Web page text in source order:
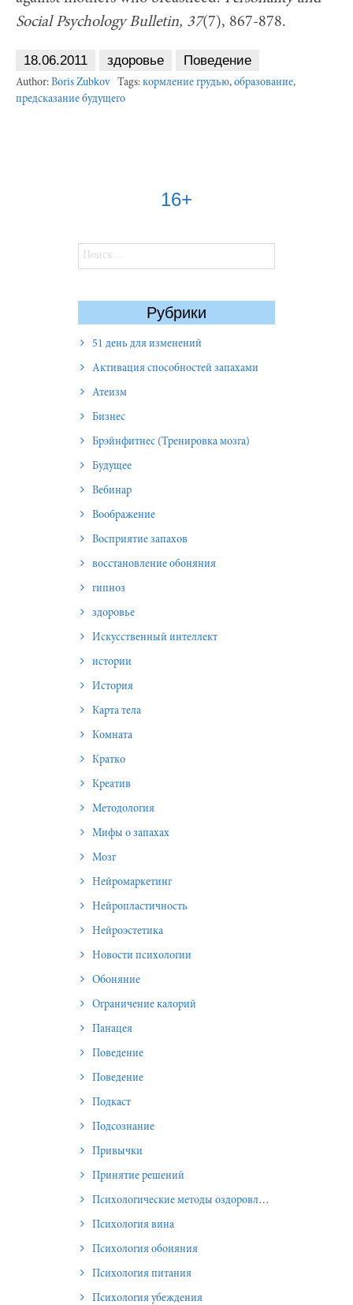
Social Psychology Bulletin, 37(7), 867-878.
18.06.2011 здоровье Поведение
Author: Boris Zubkov Tags: кормление грудью, образование,
предсказание будущего
16+
Найти:
Рубрики
51 день для изменений
Активация способностей запахами
Атеизм
Бизнес
Брэйнфитнес (Тренировка мозга)
Будущее
Вебинар
Воображение
Восприятие запахов
восстановление обоняния
гипноз
здоровье
Искусственный интеллект
истории
История
Карта тела
Комната
Кратко
Креатив
Методология
Мифы о запахах
Мозг
Нейромаркетинг
Нейропластичность
Нейроэстетика
Новости психологии
Обоняние
Ограничение калорий
Панацея
Поведение
Поведение
Подкаст
Подсознание
Привычки
Принятие решений
Психологические методы оздоровления и омоложения
Психология вина
Психология обоняния
Психология питания
Психология убеждения